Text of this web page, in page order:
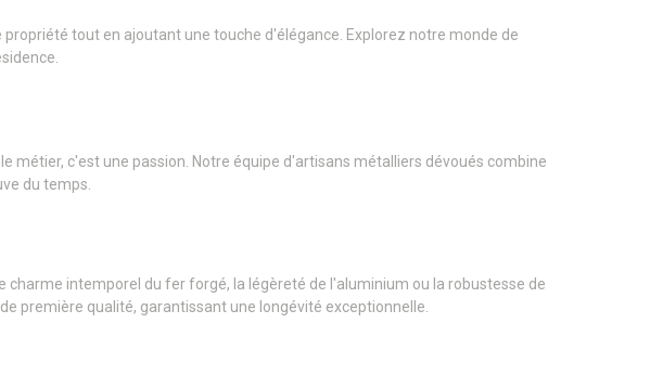
tout en ajoutant une touche d'élégance. Explorez notre monde de
métier, c'est une passion. Notre équipe d'artisans métalliers dévoués combine
du temps.
intemporel du fer forgé, la légèreté de l'aluminium ou la robustesse de
première qualité, garantissant une longévité exceptionnelle.